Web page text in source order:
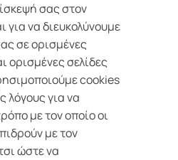
σας στον
για να διευκολύνουμε
σε ορισμένες
ορισμένες σελίδες
cookies
λόγους για να
με τον οποίο οι
με τον
ώστε να